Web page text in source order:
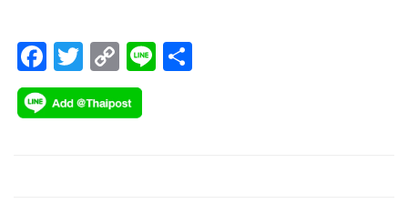
F
ac
e
T
wi
tt
C
o
p
Li